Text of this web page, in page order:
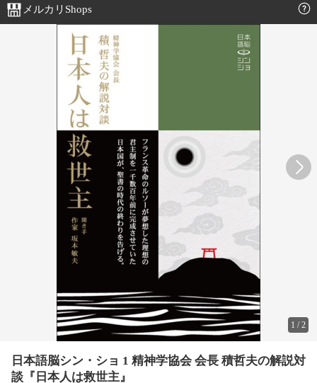
メルカリShops
1 /2
日本語脳シン・ショ 1 精神学協会 会長 積哲夫の解説対
談『日本人は救世主』